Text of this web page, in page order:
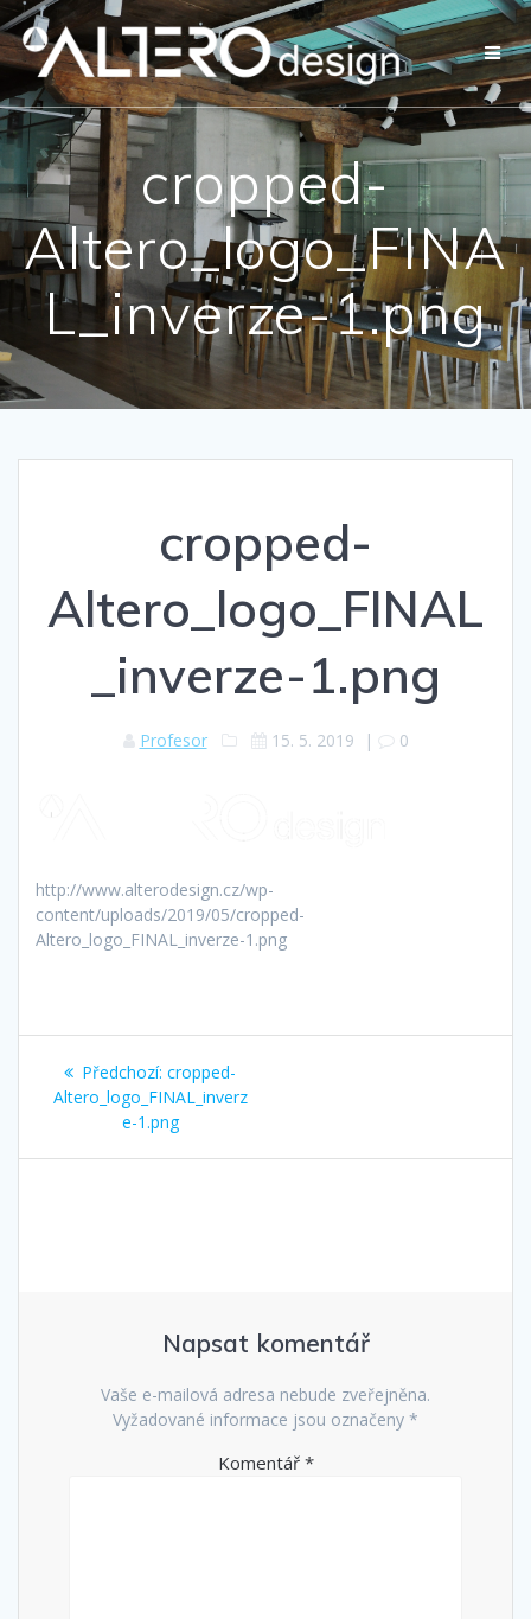
Přeskočit
na
obsah
cropped-
Altero_logo_FINA
L_inverze-1.png
cropped-
Altero_logo_FINAL
_inverze-1.png
Profesor 15. 5. 2019 | 0
http://www.alterodesign.cz/wp-
content/uploads/2019/05/cropped-
Altero_logo_FINAL_inverze-1.png
Navigace
pro
příspěvek
Předchozí: Předchozí
příspěvek:
cropped-
Altero_logo_FINAL_inverz
e-1.png
Napsat komentář
Vaše e-mailová adresa nebude zveřejněna.
Vyžadované informace jsou označeny *
Komentář *